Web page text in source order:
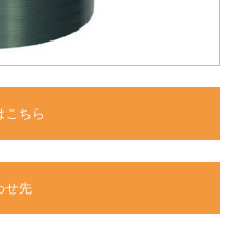
こちら
せ先